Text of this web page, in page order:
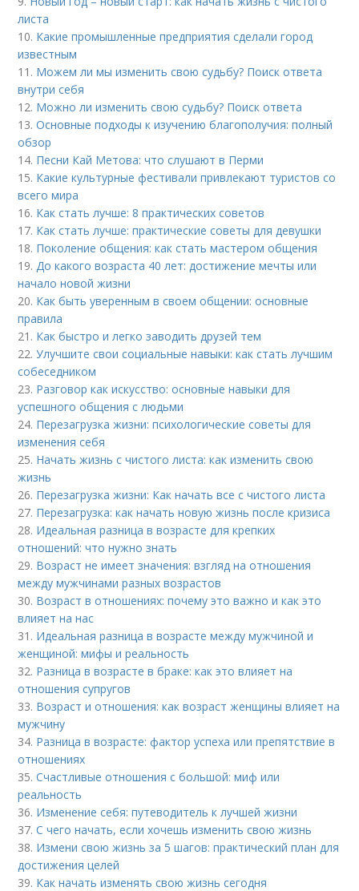
листа
10. Какие промышленные предприятия сделали город
известным
11. Можем ли мы изменить свою судьбу? Поиск ответа
внутри себя
12. Можно ли изменить свою судьбу? Поиск ответа
13.Основные подходы к изучению благополучия: полный
обзор
14. Песни Кай Метова: что слушают в Перми
15. Какие культурные фестивали привлекают туристов со
всего мира
16. Как стать лучше: 8 практических советов
17. Как стать лучше: практические советы для девушки
18. Поколение общения: как стать мастером общения
19. До какого возраста 40 лет: достижение мечты или
начало новой жизни
20. Как быть уверенным в своем общении: основные
правила
21. Как быстро и легко заводить друзей тем
22.Улучшите свои социальные навыки: как стать лучшим
собеседником
23. Разговор как искусство: основные навыки для
успешного общения с людьми
24. Перезагрузка жизни: психологические советы для
изменения себя
25. Начать жизнь с чистого листа: как изменить свою
жизнь
26. Перезагрузка жизни: Как начать все с чистого листа
27. Перезагрузка: как начать новую жизнь после кризиса
28. Идеальная разница в возрасте для крепких
отношений: что нужно знать
29. Возраст не имеет значения: взгляд на отношения
между мужчинами разных возрастов
30. Возраст в отношениях: почему это важно и как это
влияет на нас
31. Идеальная разница в возрасте между мужчиной и
женщиной: мифы и реальность
32. Разница в возрасте в браке: как это влияет на
отношения супругов
33. Возраст и отношения: как возраст женщины влияет на
мужчину
34. Разница в возрасте: фактор успеха или препятствие в
отношениях
35.Счастливые отношения с большой: миф или
реальность
36. Изменение себя: путеводитель к лучшей жизни
37.С чего начать, если хочешь изменить свою жизнь
38. Измени свою жизнь за 5 шагов: практический план для
достижения целей
39. Как начать изменять свою жизнь сегодня